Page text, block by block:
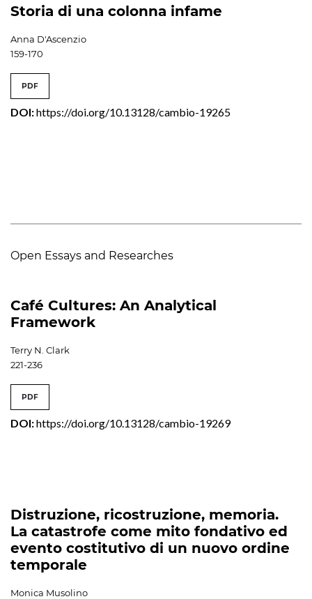
Storia di una colonna infame
Anna D'Ascenzio
159-170
PDF
DOI:https://doi.org/10.13128/cambio-19265
Open Essays and Researches
Café Cultures: An Analytical
Framework
Terry N. Clark
221-236
PDF
DOI:https://doi.org/10.13128/cambio-19269
Distruzione, ricostruzione, memoria.
La catastrofe come mito fondativo ed
evento costitutivo di un nuovo ordine
temporale
Monica Musolino